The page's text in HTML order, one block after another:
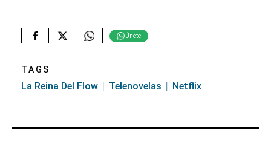
Únete
TAGS
La Reina Del Flow Telenovelas Netflix